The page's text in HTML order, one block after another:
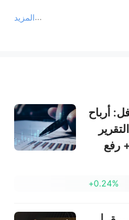
المزيد
استثمارية، ولا تقدم أي التزامات أو ضمانات.
أرباح
(2222)، التقرير
رفع
+0.24%